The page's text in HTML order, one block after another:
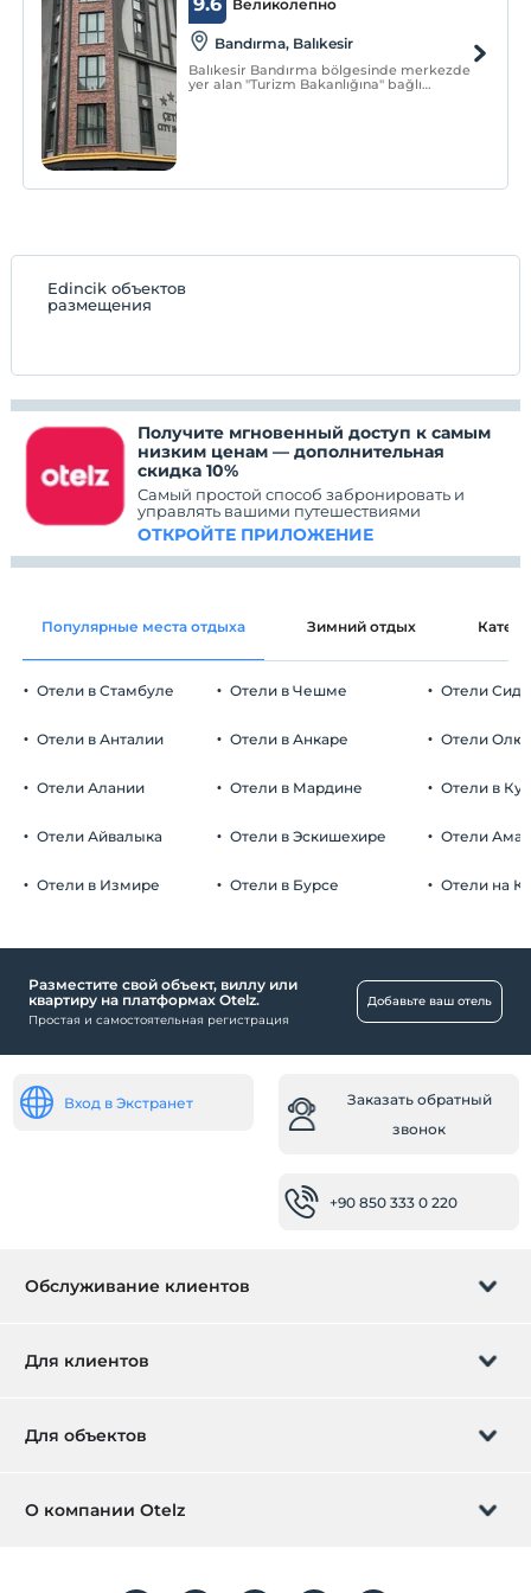
Великолепно
Bandırma, Balıkesir
Balıkesir Bandırma bölgesinde merkezde
yer alan ''Turizm Bakanlığına'' bağlı
Edincik объектов
размещения
Получите мгновенный доступ к самым
низким ценам — дополнительная
скидка 10%
Самый простой способ забронировать и
управлять вашими путешествиями
ОТКРОЙТЕ ПРИЛОЖЕНИЕ
Популярные места отдыха Зимний отдых
Отели в Стамбуле
Отели в Анталии
Отели Алании
Отели Айвалыка
Отели в Измире
Отели в Чешме
Отели в Анкаре
Отели в Мардине
Отели в Эскишехире
Отели в Бурсе
Отели Сиде
Отели
Отели в
Отели
Отели на
Разместите свой объект, виллу или
квартиру на платформах Otelz.
Простая и самостоятельная регистрация
Добавьте ваш отель
Вход в Экстранет
Заказать обратный
звонок
+90 850 333 0 220
Обслуживание клиентов
Для клиентов
Подарочная карта
Для объектов
Добавьте ваш отель
О компании Otelz